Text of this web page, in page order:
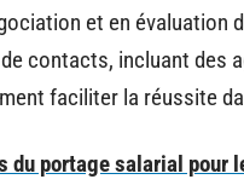
et en évaluation
contacts, incluant des
faciliter la réussite
du portage salarial pour